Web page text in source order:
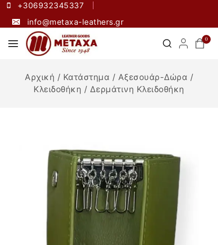
+306932345337
info@metaxa-leathers.gr
0
Αρχική / Κατάστημα / Αξεσουάρ-Δώρα /
Κλειδοθήκη / Δερμάτινη Κλειδοθήκη